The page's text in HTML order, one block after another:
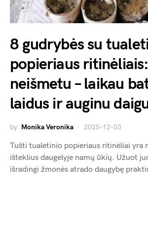
8 gudrybės su
popieriaus
neišmetu – laikau
laidus ir auginu
by Monika Veronika 2025-12-03
Tušti tualetinio popieriaus ritinėliai yra
išteklius daugelyje namų ūkių. Užuot
išradingi žmonės atrado daugybę